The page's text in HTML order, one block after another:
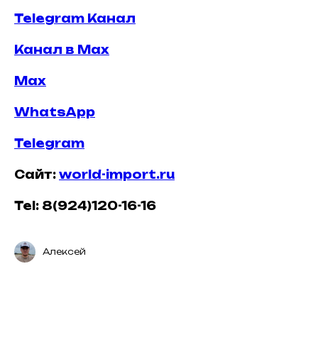
Telegram Канал
Канал в Max
Max
WhatsApp
Telegram
Сайт: world-import.ru
Tel: 8(924)120-16-16
Алексей